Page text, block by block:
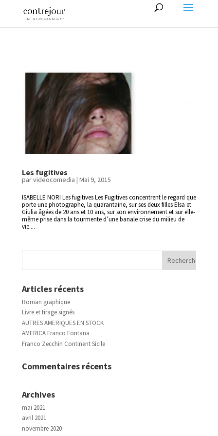
Les fugitives
parvideocomedia | Mai 9, 2015
ISABELLE NORI Les fugitives Les Fugitives concentrent le regard que
porte une photographe, la quarantaine, sur ses deux filles Elsa et
Giulia âgées de 20 ans et 10 ans, sur son environnement et sur elle-
même prise dans la tourmente d’une banale crise du milieu de
vie....
Articles récents
Roman graphique
Livre et tirage signés
AUTRES AMERIQUES EN STOCK
AMERICA Franco Fontana
Franco Zecchin Continent Sicile
Commentaires récents
Archives
mai 2021
avril 2021
novembre 2020